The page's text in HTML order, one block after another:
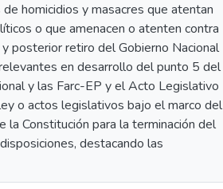
homicidios y masacres que atentan
o que amenacen o atenten contra
posterior retiro del Gobierno Nacional
en desarrollo del punto 5 del
y las Farc-EP y el Acto Legislativo
o actos legislativos bajo el marco del
Constitución para la terminación del
destacando las